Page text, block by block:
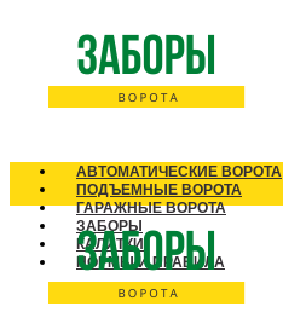
АВТОМАТИЧЕСКИЕ ВОРОТА
ПОДЪЕМНЫЕ ВОРОТА
ГАРАЖНЫЕ ВОРОТА
ЗАБОРЫ
КАЛИТКИ
НОРМЫ И ПРАВИЛА